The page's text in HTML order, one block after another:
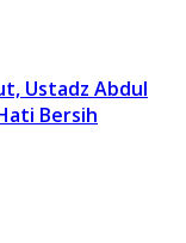
Ustadz Abdul
Bersih